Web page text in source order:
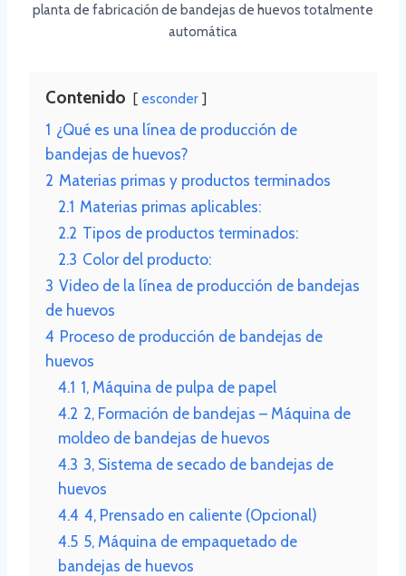
planta de fabricación de bandejas de huevos totalmente
automática
Contenido esconder
1 ¿Qué es una línea de producción de
bandejas de huevos?
2 Materias primas y productos terminados
2.1 Materias primas aplicables:
2.2 Tipos de productos terminados:
2.3 Color del producto:
3 Video de la línea de producción de bandejas
de huevos
4 Proceso de producción de bandejas de
huevos
4.1 1, Máquina de pulpa de papel
4.2 2, Formación de bandejas – Máquina de
moldeo de bandejas de huevos
4.3 3, Sistema de secado de bandejas de
huevos
4.4 4, Prensado en caliente (Opcional)
4.5 5, Máquina de empaquetado de
bandejas de huevos